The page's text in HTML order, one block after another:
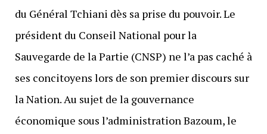
du Général Tchiani dès sa prise du pouvoir. Le
président du Conseil National pour la
Sauvegarde de la Partie (CNSP) ne l’a pas caché à
ses concitoyens lors de son premier discours sur
la Nation. Au sujet de la gouvernance
économique sous l’administration Bazoum, le